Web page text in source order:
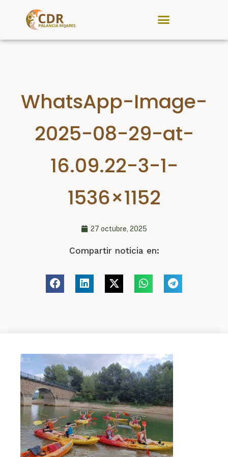
WhatsApp-Image-
2025-08-29-at-
16.09.22-3-1-
1536×1152
27 octubre, 2025
Compartir noticia en: